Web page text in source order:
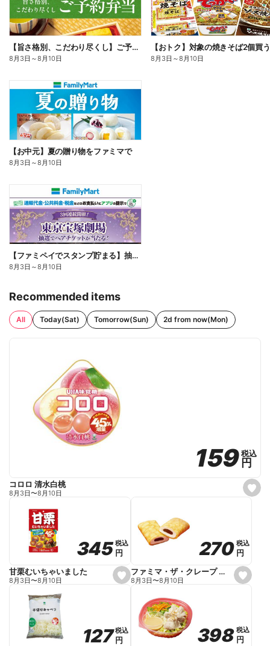
【旨さ格別、こだわり尽くし】ご予約弁当
8月3日 ～8月10日 8月3日 ～8月10日
【お中元】夏の贈り物をファミマで
8月3日 ～8月10日
【ファミペイでスタンプ貯まる】抽選でペアチケットが当たる!
8月3日 ～8月10日
Recommended items
All Today(Sat) Tomorrow(Sun) 2d from now(Mon)
s
e
159
159税込
税込
円
円
コロロ 清水白桃
8月3日〜8月10日
s
e
o
r
i
345
345税込
税込
円
円
甘栗むいちゃいました
8月3日〜8月10日
s
e
o
r
i
270
270 税込
税込
円
円
ファミマ・ザ・クレープ 生チョコ
8月3日〜8月10日
127
127税込
税込
円
円
398
398 税込
税込
円
円